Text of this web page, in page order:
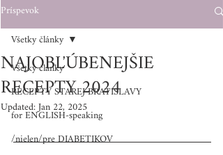
Príspevok
Všetky články
RECEPTY STAREJ BRATISLAVY
for ENGLISH-speaking
/nielen/pre DIABETIKOV
Všetky články
NAJOBĽÚBENEJŠIE
RECEPTY 2024
Updated:Jan 22, 2025